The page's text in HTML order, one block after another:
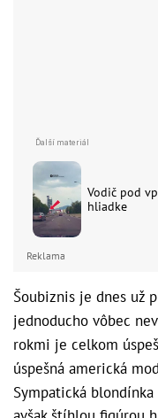
Vodič pod
hliadke
Reklama
Šoubiznis je dnes už
jednoducho vôbec
rokmi je celkom
úspešná americká
Sympatická